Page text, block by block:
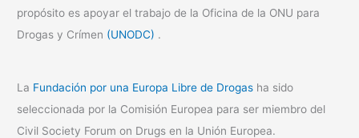
propósito es apoyar el trabajo de la Oficina de la ONU para
Drogas y Crímen (UNODC) .
La Fundación por una Europa Libre de Drogas ha sido
seleccionada por la Comisión Europea para ser miembro del
Civil Society Forum on Drugs en la Unión Europea.